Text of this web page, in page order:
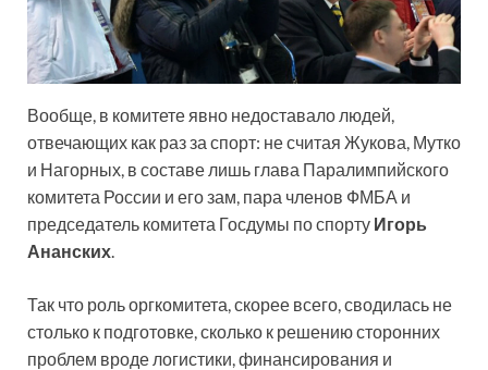
Вообще, в комитете явно недоставало людей,
отвечающих как раз за спорт: не считая Жукова, Мутко
и Нагорных, в составе лишь глава Паралимпийского
комитета России и его зам, пара членов ФМБА и
председатель комитета Госдумы по спорту Игорь
Ананских
Так что роль оргкомитета, скорее всего, сводилась не
столько к подготовке, сколько к решению сторонних
проблем вроде логистики, финансирования и